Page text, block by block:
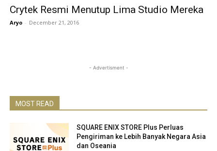
Crytek Resmi Menutup Lima Studio Mereka
Aryo - December 21, 2016
- Advertisment -
MOST READ
SQUARE ENIX STORE Plus Perluas
Pengiriman ke Lebih Banyak Negara Asia
dan Oseania